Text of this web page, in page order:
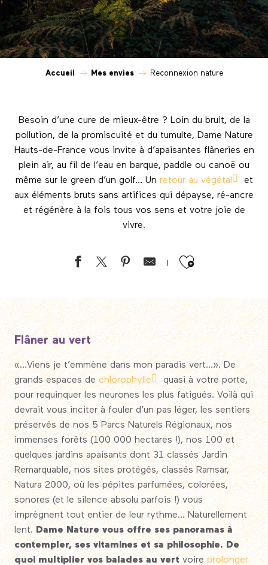
Accueil Mes envies Reconnexion nature
Besoin d’une cure de mieux-être ? Loin du bruit, de la
pollution, de la promiscuité et du tumulte, Dame Nature
Hauts-de-France vous invite à d’apaisantes flâneries en
plein air, au fil de l’eau en barque, paddle ou canoë ou
même sur le green d’un golf… Un retour au végétal
et
aux éléments bruts sans artifices qui dépayse, ré-ancre
et régénère à la fois tous vos sens et votre joie de
vivre.
Ajouter
Flâner au vert
«…Viens je t’emmène dans mon paradis vert…». De
grands espaces dechlorophylle
quasi à votre porte,
pour requinquer les neurones les plus fatigués. Voilà qui
devrait vous inciter à fouler d’un pas léger, les sentiers
préservés de nos 5 Parcs Naturels Régionaux, nos
immenses forêts (100 000 hectares !), nos 100 et
quelques jardins apaisants dont 31 classés Jardin
Remarquable, nos sites protégés, classés Ramsar,
Natura 2000, où les pépites parfumées, colorées,
sonores (et le silence absolu parfois !) vous
imprègnent tout entier de leur rythme… Naturellement
lent.Dame Nature vous offre ses panoramas à
contempler, ses vitamines et sa philosophie. De
quoi multiplier vos balades au vertvoireprolonger